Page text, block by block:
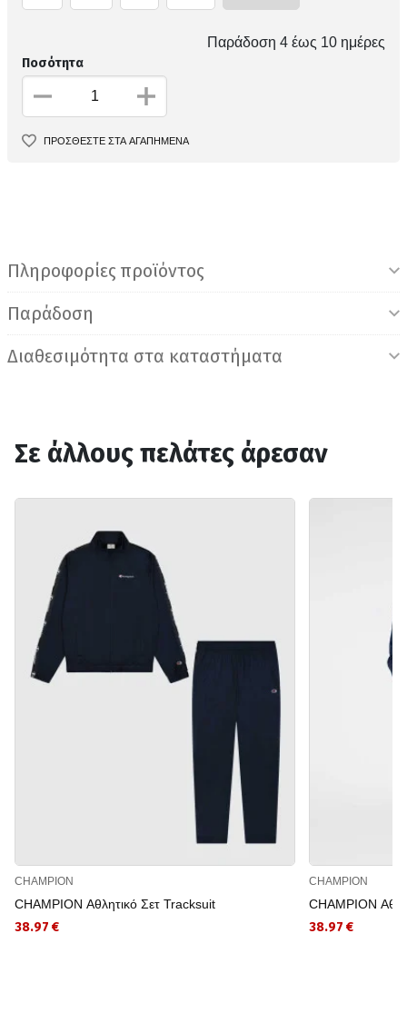
Παράδοση 4 έως 10 ημέρες
Ποσότητα
ΠΡΟΣΘΕΣΤΕ ΣΤΑ ΑΓΑΠΗΜΕΝΑ
Πληροφορίες προϊόντος
Παράδοση
Διαθεσιμότητα στα καταστήματα
Σε άλλους πελάτες άρεσαν
CHAMPION
CHAMPION Αθλητικό Σετ Tracksuit
38.97 €
CHAMPION
CHAMPION
38.97 €